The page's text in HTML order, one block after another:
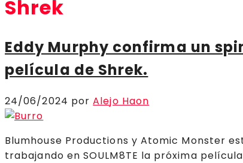
Shrek
Eddy Murphy confirma un
película de Shrek.
24/06/2024 porAlejo Haon
Blumhouse Productions y Atomic Monster
trabajando en SOULM8TE la próxima